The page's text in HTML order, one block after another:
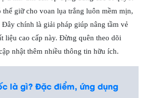
thể giữ cho voan lụa trắng luôn mềm mịn,
Đây chính là giải pháp giúp nâng tầm vẻ
liệu cao cấp này. Đừng quên theo dõi
nhật thêm nhiều thông tin hữu ích.
là gì? Đặc điểm, ứng dụng